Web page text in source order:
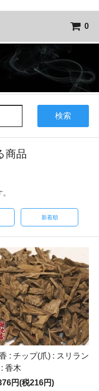
0
検索
商品
新着順
: チップ(爪) : スリラン
: 香木
円(税216円)